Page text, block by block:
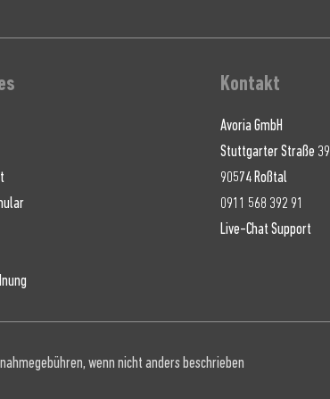
Kontakt
Avoria GmbH
Stuttgarter Straße 39
90574 Roßtal
0911 568 392 91
Live-Chat Support
wenn nicht anders beschrieben